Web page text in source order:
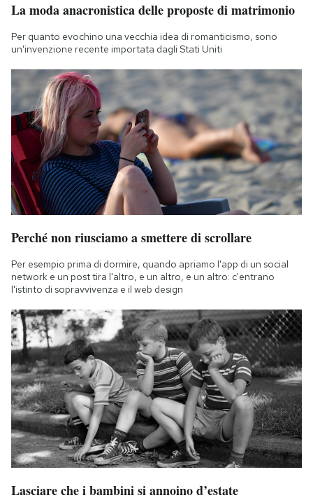
Area Personale
Notifiche mobile
Hai bisogno di aiuto?
Esci
La moda anacronistica delle proposte di matrimonio
Per quanto evochino una vecchia idea di romanticismo, sono
un'invenzione recente importata dagli Stati Uniti
Perché non riusciamo a smettere di scrollare
Per esempio prima di dormire, quando apriamo l'app di un social
network e un post tira l'altro, e un altro, e un altro: c'entrano
l'istinto di sopravvivenza e il web design
Lasciare che i bambini si annoino d’estate